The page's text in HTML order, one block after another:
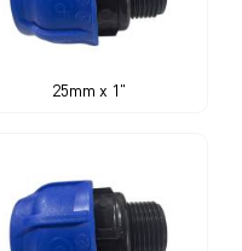
25mm x 1"